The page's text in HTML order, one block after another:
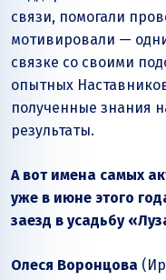
связи, помогали
мотивировали —
связке со своими
опытных
полученные знания
результаты.
А вот имена самых
уже в июне этого
заезд в усадьбу
Олеся Воронцова